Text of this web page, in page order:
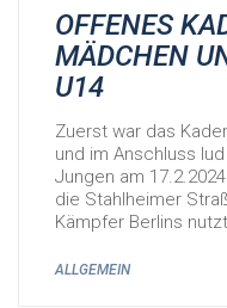
OFFENES
MÄDCHEN
U14
Zuerst war das
und im Anschluss
Jungen am
die Stahlheimer
Kämpfer Berlins
ALLGEMEIN